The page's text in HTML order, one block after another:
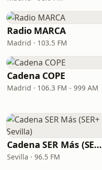
Radio MARCA
Madrid · 103.5 FM
Cadena COPE
Madrid · 106.3 FM - 999 AM
Cadena SER Más (SER+ Sevilla)
Sevilla · 96.5 FM